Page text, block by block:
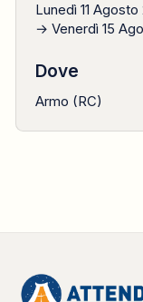
Lunedì 11 Agosto
→ Venerdì 15
Dove
Armo (RC)